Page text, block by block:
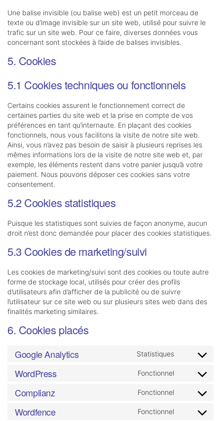
Une balise invisible (ou balise web) est un petit morceau de
texte ou d’image invisible sur un site web, utilisé pour suivre le
trafic sur un site web. Pour ce faire, diverses données vous
concernant sont stockées à l’aide de balises invisibles.
5. Cookies
5.1 Cookies techniques ou fonctionnels
Certains cookies assurent le fonctionnement correct de
certaines parties du site web et la prise en compte de vos
préférences en tant qu’internaute. En plaçant des cookies
fonctionnels, nous vous facilitons la visite de notre site web.
Ainsi, vous n’avez pas besoin de saisir à plusieurs reprises les
mêmes informations lors de la visite de notre site web et, par
exemple, les éléments restent dans votre panier jusqu’à votre
paiement. Nous pouvons déposer ces cookies sans votre
consentement.
5.2 Cookies statistiques
Puisque les statistiques sont suivies de façon anonyme, aucun
droit n’est donc demandée pour placer des cookies statistiques.
5.3 Cookies de marketing/suivi
Les cookies de marketing/suivi sont des cookies ou toute autre
forme de stockage local, utilisés pour créer des profils
d’utilisateurs afin d’afficher de la publicité ou de suivre
l’utilisateur sur ce site web ou sur plusieurs sites web dans des
finalités marketing similaires.
6. Cookies placés
Google Analytics Statistiques
Consent
service
analytics
WordPress Fonctionnel
Consent
service
Complianz Fonctionnel
Consent
service
Wordfence Fonctionnel
Consent